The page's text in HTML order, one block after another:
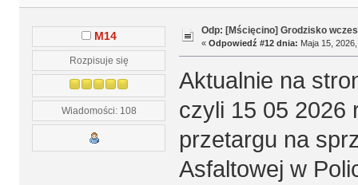
M14
Rozpisuje się
Wiadomości: 108
Odp: [Mścięcino] Grodzisko
« Odpowiedź #12 dnia: Maja 15,
Aktualnie na
czyli 15 05 2026
przetargu na
Asfaltowej w